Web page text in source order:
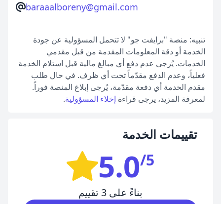
baraaalboreny@gmail.com
تنبيه: منصة "برايفت جو" لا تتحمل المسؤولية عن جودة
الخدمة أو دقة المعلومات المقدمة من قبل مقدمي
الخدمات. يُرجى عدم دفع أي مبالغ مالية قبل استلام الخدمة
فعلياً، وعدم الدفع مقدّماً تحت أي ظرف. في حال طلب
مقدم الخدمة أي دفعة مقدّمة، يُرجى إبلاغ المنصة فوراً.
لمعرفة المزيد، يرجى قراءة إخلاء المسؤولية.
تقييمات الخدمة
5.0/5
بناءً على 3 تقييم